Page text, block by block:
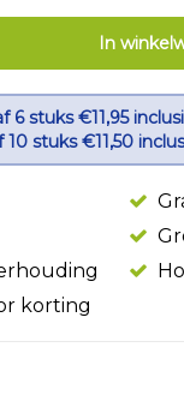
In
6 stuks €11,95
10 stuks €11,50
korting